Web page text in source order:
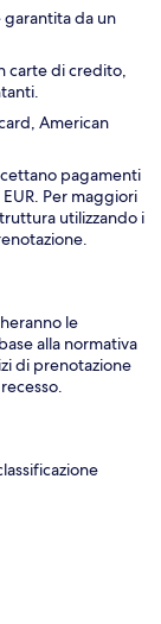
da un
carte di credito,
American
pagamenti
Per maggiori
utilizzando i
le
alla normativa
di prenotazione